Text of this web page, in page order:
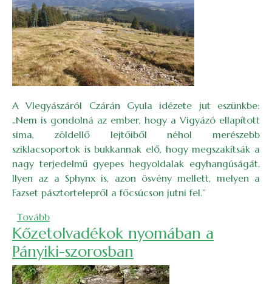
A Vlegyászáról Czárán Gyula idézete jut eszünkbe:
„Nem is gondolná az ember, hogy a Vigyázó ellapított
sima, zöldellő lejtőiből néhol merészebb
sziklacsoportok is bukkannak elő, hogy megszakítsák a
nagy terjedelmű gyepes hegyoldalak egyhangúságát.
Ilyen az a Sphynx is, azon ösvény mellett, melyen a
Fazset pásztortelepről a főcsúcson jutni fel.”
Tovább(Negyvennégyen a Vigyázón)
Kőzetolvadékok nyomában a
Pányiki-szorosban